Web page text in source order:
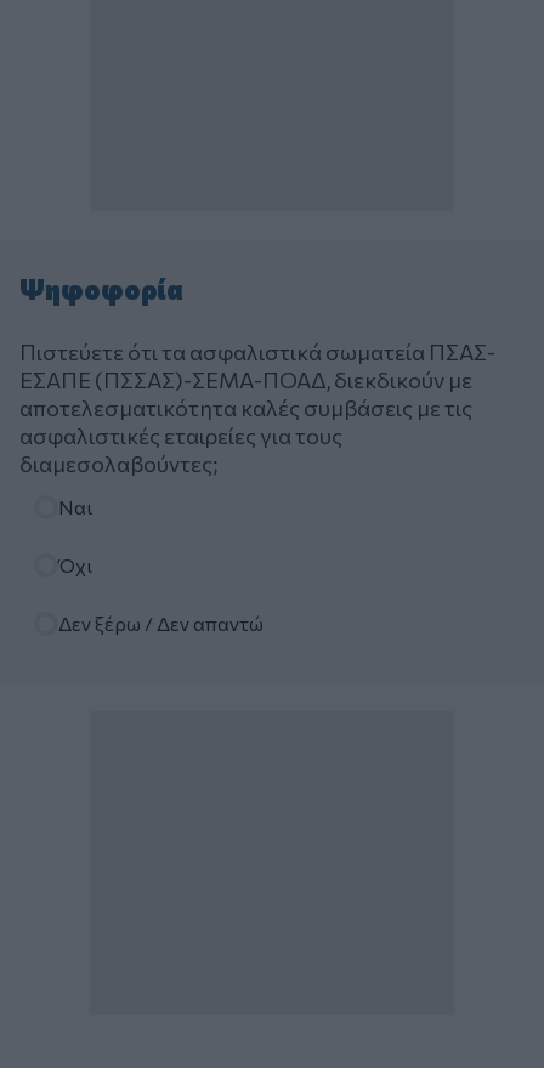
Ψηφοφορία
Πιστεύετε ότι τα ασφαλιστικά σωματεία ΠΣΑΣ-
ΕΣΑΠΕ (ΠΣΣΑΣ)-ΣΕΜΑ-ΠΟΑΔ, διεκδικούν με
αποτελεσματικότητα καλές συμβάσεις με τις
ασφαλιστικές εταιρείες για τους
διαμεσολαβούντες;
Ναι
Όχι
Δεν ξέρω / Δεν απαντώ